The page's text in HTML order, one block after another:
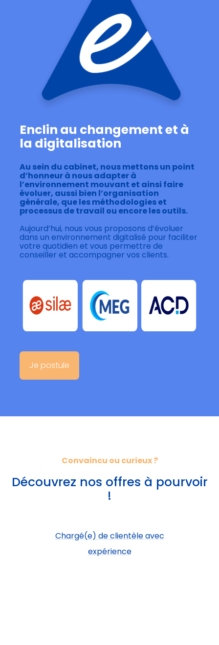
Enclin au changement et à
la digitalisation
Au sein du cabinet, nous mettons un point
d’honneur à nous adapter à
l’environnement mouvant et ainsi faire
évoluer, aussi bien l’organisation
générale, que les méthodologies et
processus de travail ou encore les outils.
Aujourd’hui, nous vous proposons d’évoluer
dans un environnement digitalisé pour faciliter
votre quotidien et vous permettre de
conseiller et accompagner vos clients.
Je postule
Convaincu ou curieux ?
Découvrez nos offres à pourvoir
!
Chargé(e) de clientèle avec
expérience